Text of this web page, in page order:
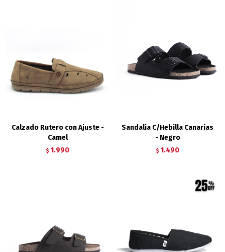
Calzado Rutero con Ajuste -
Camel
$ 1.990
Sandalia C/Hebilla Canarias
- Negro
$ 1.490